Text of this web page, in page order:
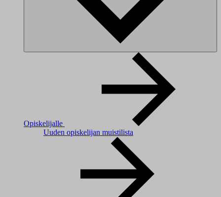
Opiskelijalle
Uuden opiskelijan muistilista